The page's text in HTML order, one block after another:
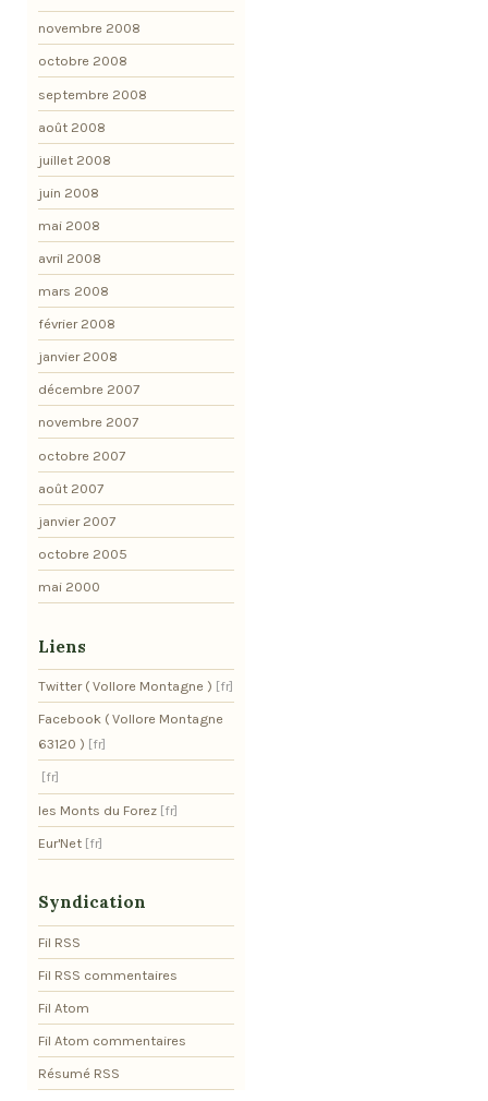
novembre 2008
octobre 2008
septembre 2008
août 2008
juillet 2008
juin 2008
mai 2008
avril 2008
mars 2008
février 2008
janvier 2008
décembre 2007
novembre 2007
octobre 2007
août 2007
janvier 2007
octobre 2005
mai 2000
Liens
Twitter ( Vollore Montagne )
Facebook ( Vollore Montagne
63120 )
les Monts du Forez
Eur'Net
Syndication
Fil RSS
Fil RSS commentaires
Fil Atom
Fil Atom commentaires
Résumé RSS